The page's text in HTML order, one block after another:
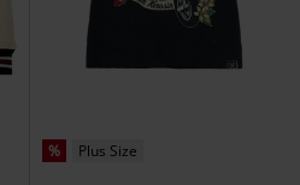
% Plus Size